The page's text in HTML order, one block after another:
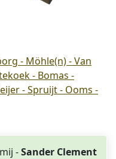
- Möhle(n) - Van
- Bomas -
- Spruijt - Ooms -
-Sander Clement